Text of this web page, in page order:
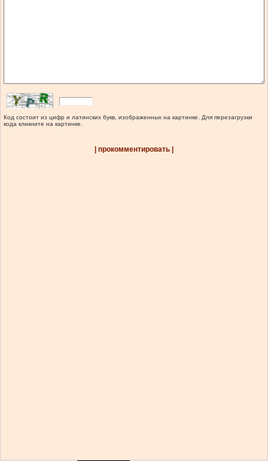
Код состоит из цифр и латинских букв, изображенных на картинке. Для перезагрузки
кода кликните на картинке.
| прокомментировать |